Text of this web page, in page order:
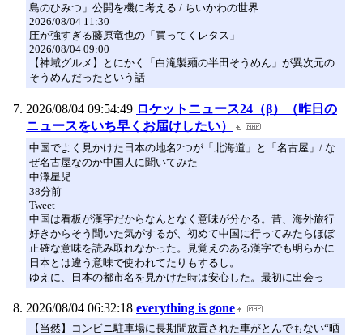
島のひみつ」公開を機に考える / ちいかわの世界
2026/08/04 11:30
圧が強すぎる藤原竜也の「買ってくレタス」
2026/08/04 09:00
【神域グルメ】とにかく「白滝製麺の半田そうめん」が異次元の
そうめんだったという話
2026/08/04 09:54:49 ロケットニュース24（β）（昨日の
ニュースをいち早くお届けしたい）
中国でよく見かけた日本の地名2つが「北海道」と「名古屋」/ な
ぜ名古屋なのか中国人に聞いてみた
中澤星児
38分前
Tweet
中国は看板が漢字だからなんとなく意味が分かる。昔、海外旅行
好きからそう聞いた気がするが、初めて中国に行ってみたらほぼ
正確な意味を読み取れなかった。見覚えのある漢字でも明らかに
日本とは違う意味で使われてたりもするし。
ゆえに、日本の都市名を見かけた時は安心した。最初に出会っ
2026/08/04 06:32:18 everything is gone
【当然】コンビニ駐車場に長期間放置された車がとんでもない“晒